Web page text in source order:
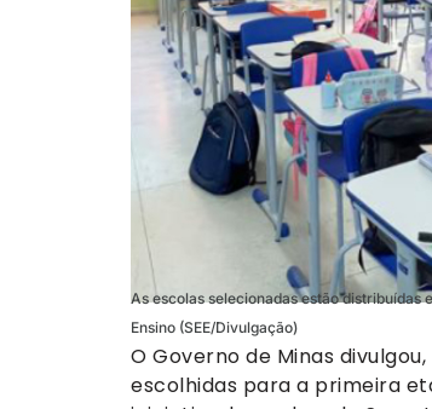
As escolas selecionadas estão distribuídas
Ensino (SEE/Divulgação)
O Governo de Minas
escolhidas para a primeira